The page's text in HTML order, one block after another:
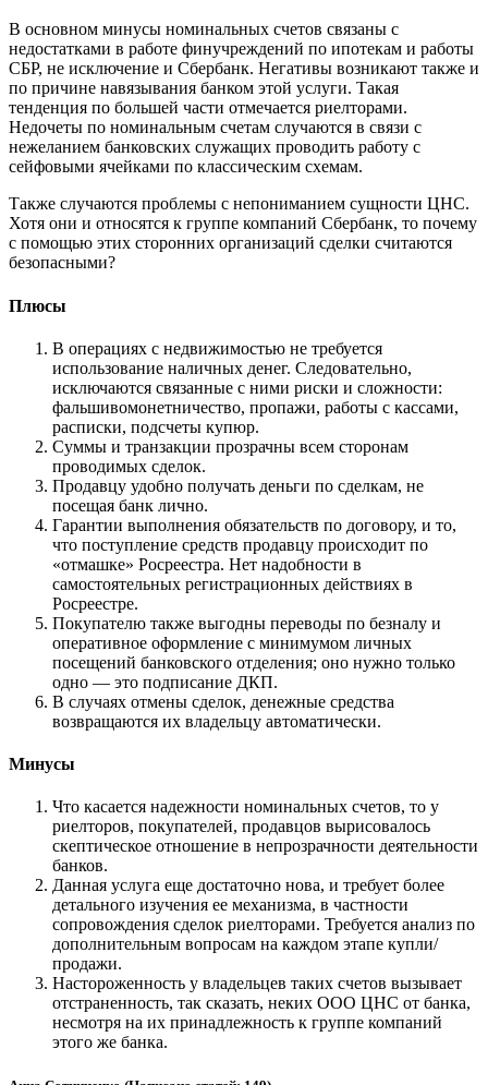
В основном минусы номинальных счетов связаны с
недостатками в работе финучреждений по ипотекам и работы
СБР, не исключение и Сбербанк. Негативы возникают также и
по причине навязывания банком этой услуги. Такая
тенденция по большей части отмечается риелторами.
Недочеты по номинальным счетам случаются в связи с
нежеланием банковских служащих проводить работу с
сейфовыми ячейками по классическим схемам.
Также случаются проблемы с непониманием сущности ЦНС.
Хотя они и относятся к группе компаний Сбербанк, то почему
с помощью этих сторонних организаций сделки считаются
безопасными?
Плюсы
В операциях с недвижимостью не требуется
использование наличных денег. Следовательно,
исключаются связанные с ними риски и сложности:
фальшивомонетничество, пропажи, работы с кассами,
расписки, подсчеты купюр.
Суммы и транзакции прозрачны всем сторонам
проводимых сделок.
Продавцу удобно получать деньги по сделкам, не
посещая банк лично.
Гарантии выполнения обязательств по договору, и то,
что поступление средств продавцу происходит по
«отмашке» Росреестра. Нет надобности в
самостоятельных регистрационных действиях в
Росреестре.
Покупателю также выгодны переводы по безналу и
оперативное оформление с минимумом личных
посещений банковского отделения; оно нужно только
одно — это подписание ДКП.
В случаях отмены сделок, денежные средства
возвращаются их владельцу автоматически.
Минусы
Что касается надежности номинальных счетов, то у
риелторов, покупателей, продавцов вырисовалось
скептическое отношение в непрозрачности деятельности
банков.
Данная услуга еще достаточно нова, и требует более
детального изучения ее механизма, в частности
сопровождения сделок риелторами. Требуется анализ по
дополнительным вопросам на каждом этапе купли/
продажи.
Настороженность у владельцев таких счетов вызывает
отстраненность, так сказать, неких ООО ЦНС от банка,
несмотря на их принадлежность к группе компаний
этого же банка.